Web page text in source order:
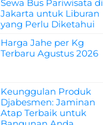
Sewa Bus Pariwisata di
Jakarta untuk Liburan
yang Perlu Diketahui
Harga Jahe per Kg
Terbaru Agustus 2026
Keunggulan Produk
Djabesmen: Jaminan
Atap Terbaik untuk